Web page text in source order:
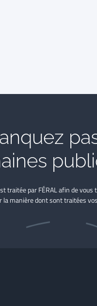
traitée par FÉRAL afin de
la manière dont sont traitées